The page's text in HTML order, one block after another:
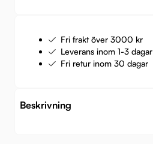
Fri frakt över 3000 kr
Leverans inom 1-3 dagar
Fri retur inom 30 dagar
Beskrivning